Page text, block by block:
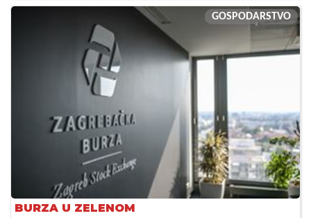
GOSPODARSTVO
BURZA U ZELENOM